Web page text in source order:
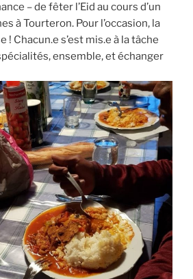
– de fêter l’Eid au cours d’un
à Tourteron. Pour l’occasion, la
Chacun.e s’est mis.e à la tâche
ensemble, et échanger